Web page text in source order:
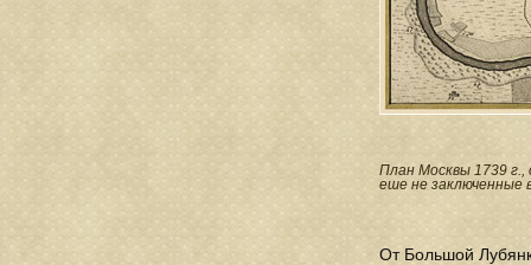
План Москвы 1739
еше не заключенные
От Большой